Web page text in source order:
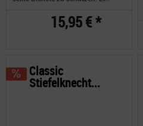
15,95 € *
Classic
Stiefelknecht...